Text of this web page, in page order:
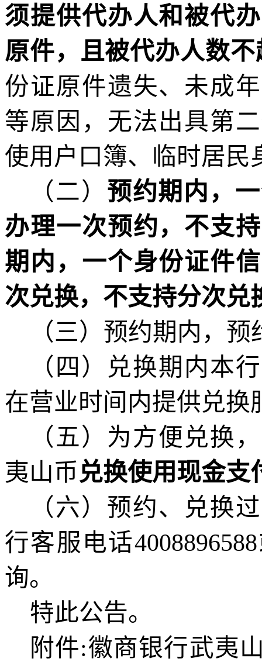
须提供代办人和被代
原件，且被代办人数
份证原件遗失、未成
等原因，无法出具第
使用户口簿、临时居民
（二） 预约期内，
办理一次预约，不支
期内，一个身份证件
次兑换，不支持分次兑
（三）预约期内，预
（ 四 ）兑换期内本行
在营业时间内提供兑换
（五） 为方便兑换
夷山币 兑换使用现金支
（六） 预约、兑换
行客服电话40088
询。
特此公告。
附件:徽商银行武夷